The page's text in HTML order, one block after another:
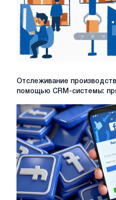
Отслеживание
производственных
с
помощью
CRM-
системы:
примеры
использования
Отслеживание
помощью CRM-системы: